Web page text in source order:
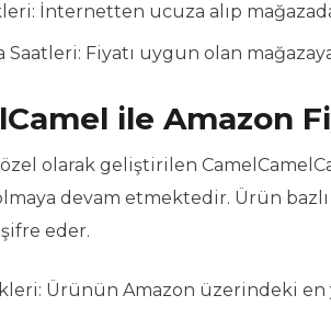
İnternetten ucuza alıp
Saatleri: Fiyatı uygun olan
ile Amazon
olarak geliştirilen
devam etmektedir. Ürün
eder.
Ürünün Amazon üzerindeki en